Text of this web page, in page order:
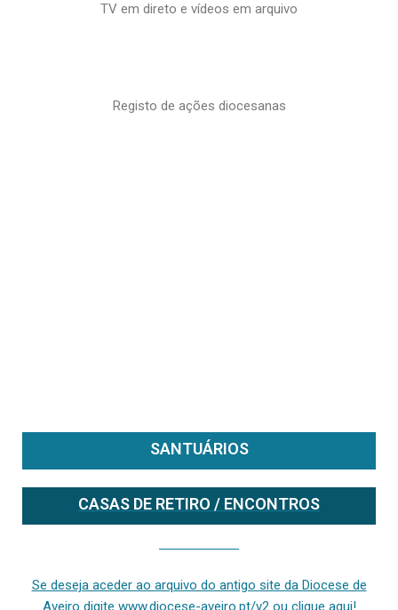
TV em direto e vídeos em arquivo
Registo de ações diocesanas
SANTUÁRIOS
CASAS DE RETIRO / ENCONTROS
Se deseja aceder ao arquivo do antigo site da Diocese de
Aveiro digite www.diocese-aveiro.pt/v2 ou clique aqui!